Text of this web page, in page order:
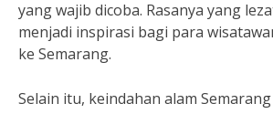
yang wajib dicoba. Rasanya yang
menjadi inspirasi bagi para
ke Semarang.
Selain itu, keindahan alam